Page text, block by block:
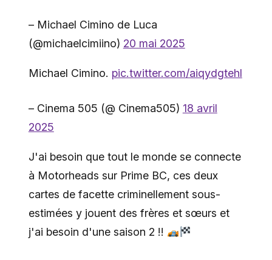
– Michael Cimino de Luca
(@michaelcimiino) 20 mai 2025
Michael Cimino. pic.twitter.com/aiqydgtehl
– Cinema 505 (@ Cinema505) 18 avril
2025
J'ai besoin que tout le monde se connecte
à Motorheads sur Prime BC, ces deux
cartes de facette criminellement sous-
estimées y jouent des frères et sœurs et
j'ai besoin d'une saison 2 !!